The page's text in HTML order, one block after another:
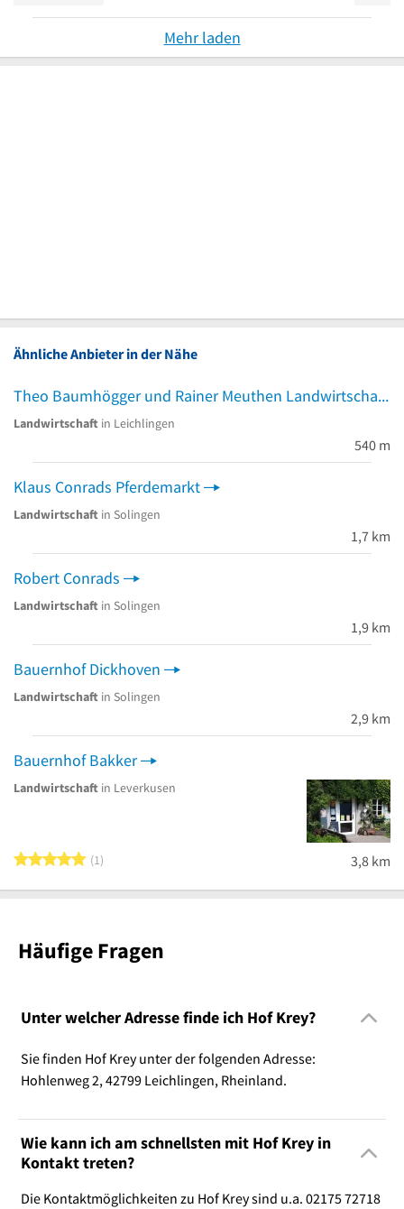
Mehr laden
Ähnliche Anbieter in der Nähe
Theo Baumhögger und Rainer Meuthen Landwirtschaft
Landwirtschaft in Leichlingen
540 m
Klaus Conrads Pferdemarkt
Landwirtschaft in Solingen
1,7 km
Robert Conrads
Landwirtschaft in Solingen
1,9 km
Bauernhof Dickhoven
Landwirtschaft in Solingen
2,9 km
Bauernhof Bakker
Landwirtschaft in Leverkusen
5 von 5 Sternen
1 3,8 km
Häufige Fragen
Unter welcher Adresse finde ich Hof Krey?
Sie finden Hof Krey unter der folgenden Adresse:
Hohlenweg 2, 42799 Leichlingen, Rheinland.
Wie kann ich am schnellsten mit Hof Krey in
Kontakt treten?
Die Kontaktmöglichkeiten zu Hof Krey sind u.a. 02175 72718